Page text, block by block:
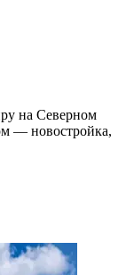
на Северном
— новостройка,